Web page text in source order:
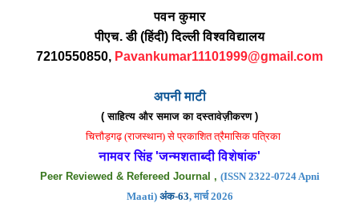
पवन कुमार
पीएच. डी (हिंदी) दिल्ली विश्वविद्यालय
7210550850, Pavankumar11101999@gmail.com
अपनी माटी
( साहित्य और समाज का दस्तावेज़ीकरण )
चित्तौड़गढ़ (राजस्थान) से प्रकाशित त्रैमासिक पत्रिका
नामवर सिंह 'जन्मशताब्दी विशेषांक'
Peer Reviewed & Refereed Journal , (ISSN 2322-0724 Apni
Maati) अंक-63, मार्च 2026